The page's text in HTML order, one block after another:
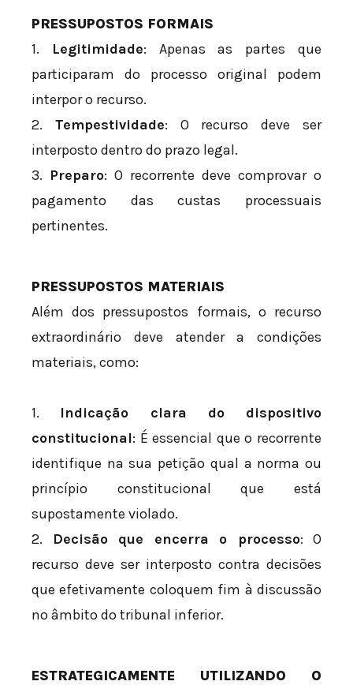
PRESSUPOSTOS FORMAIS
1. Legitimidade: Apenas as partes que
participaram do processo original podem
interpor o recurso.
2. Tempestividade: O recurso deve ser
interposto dentro do prazo legal.
3. Preparo: O recorrente deve comprovar o
pagamento das custas processuais
pertinentes.
PRESSUPOSTOS MATERIAIS
Além dos pressupostos formais, o recurso
extraordinário deve atender a condições
materiais, como:
1. Indicação clara do dispositivo
constitucional: É essencial que o recorrente
identifique na sua petição qual a norma ou
princípio constitucional que está
supostamente violado.
2.
Decisão que encerra o processo: O
recurso deve ser interposto contra decisões
que efetivamente coloquem fim à discussão
no âmbito do tribunal inferior.
ESTRATEGICAMENTE UTILIZANDO O